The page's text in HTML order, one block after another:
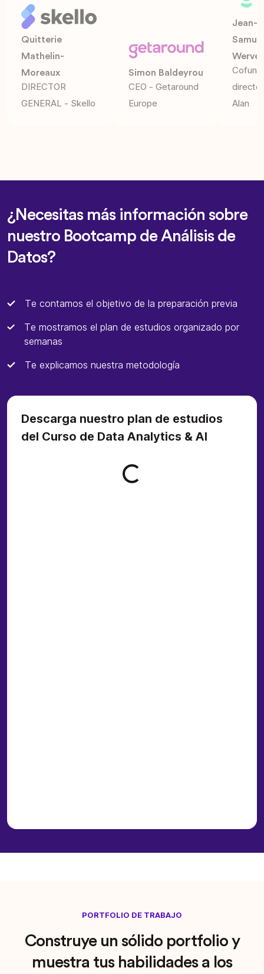
Quitterie
Mathelin-
Moreaux
DIRECTOR
GENERAL - Skello
Simon Baldeyrou
CEO - Getaround
Europe
Jean-
Werve
Alan
¿Necesitas más información sobre
nuestro Bootcamp de Análisis de
Datos?
Te contamos el objetivo de la preparación previa
Te mostramos el plan de estudios organizado por
semanas
Te explicamos nuestra metodología
Descarga nuestro plan de estudios
del Curso de Data Analytics & AI
Loading form...
PORTFOLIO DE TRABAJO
Construye un sólido portfolio y
muestra tus habilidades a los